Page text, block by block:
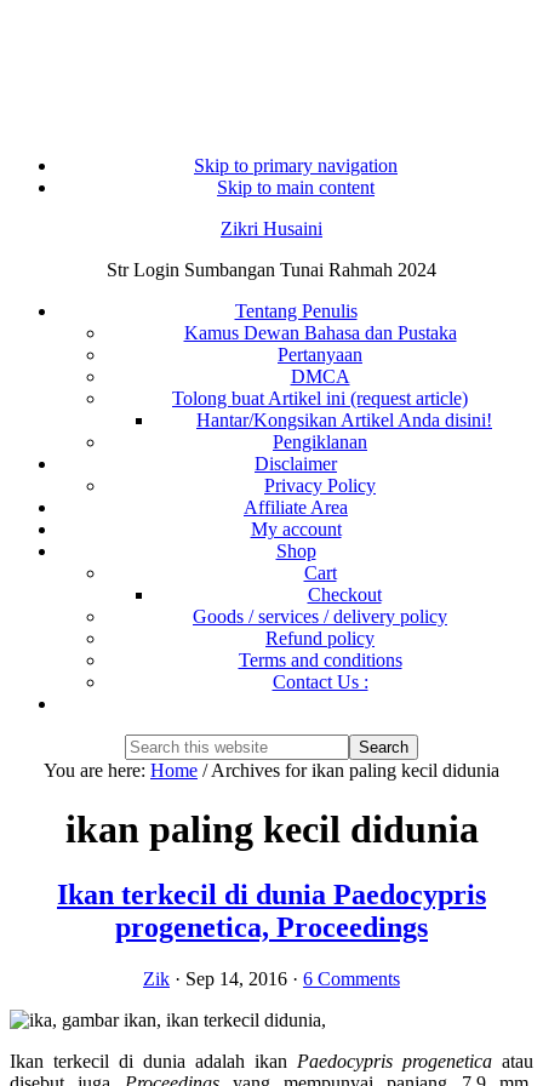
Skip to primary navigation
Skip to main content
Zikri Husaini
Str Login Sumbangan Tunai Rahmah 2024
Tentang Penulis
Kamus Dewan Bahasa dan Pustaka
Pertanyaan
DMCA
Tolong buat Artikel ini (request article)
Hantar/Kongsikan Artikel Anda disini!
Pengiklanan
Disclaimer
Privacy Policy
Affiliate Area
My account
Shop
Cart
Checkout
Goods / services / delivery policy
Refund policy
Terms and conditions
Contact Us :
Search
this
Hide
You are here: Home /Archives for ikan paling kecil didunia
ikan paling kecil didunia
Ikan terkecil di dunia Paedocypris
progenetica, Proceedings
Zik · Sep 14, 2016 · 6 Comments
Ikan terkecil di dunia adalah ikan Paedocypris progenetica atau